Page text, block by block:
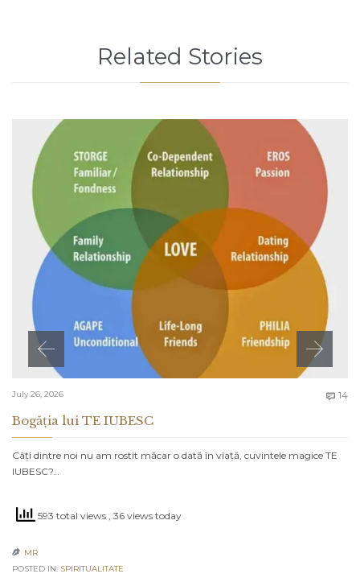
Related Stories
July 26, 2026  14
Bogăția lui TE IUBESC
Câți dintre noi nu am rostit măcar o dată în viață, cuvintele magice TE
IUBESC?…
593 total views , 36 views today
 MR
POSTED IN: SPIRITUALITATE